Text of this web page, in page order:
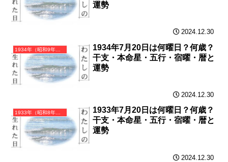
運勢
2024.12.30
1934年（昭和9年）甲戌（きのえいぬ）・戌年（いぬ年）カレンダー（月曜はじまり）
1934年7月20日は何曜日？何歳？
干支・本命星・五行・宿曜・暦と
運勢
2024.12.30
1933年（昭和8年）癸酉（みずのととり）・酉年（とり年）カレンダー（月曜はじまり）
1933年7月20日は何曜日？何歳？
干支・本命星・五行・宿曜・暦と
運勢
2024.12.30